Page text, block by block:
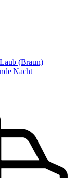
(Braun)
Nacht